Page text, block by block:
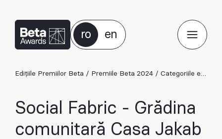
ro en
Edițiile Premiilor Beta / Premiile Beta 2024 / Categoriile ediției 2024
Social Fabric - Grădina
comunitară Casa Jakab